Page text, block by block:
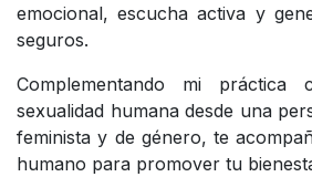
emocional, escucha activa y
seguros.
Complementando mi práctica
sexualidad humana desde una
feminista y de género, te
humano para promover tu